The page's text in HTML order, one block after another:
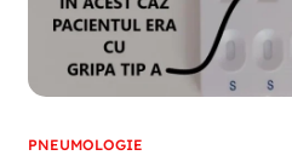
PNEUMOLOGIE